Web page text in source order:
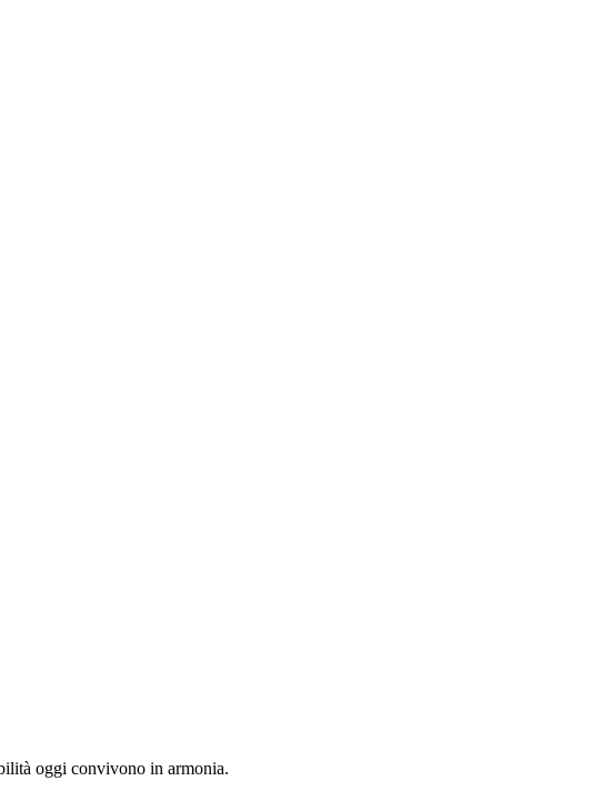
oggi convivono in armonia.